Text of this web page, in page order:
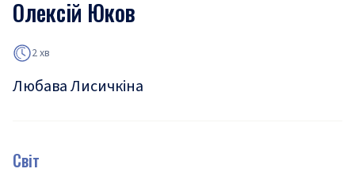
Олексій Юков
2 хв
Любава Лисичкіна
Світ